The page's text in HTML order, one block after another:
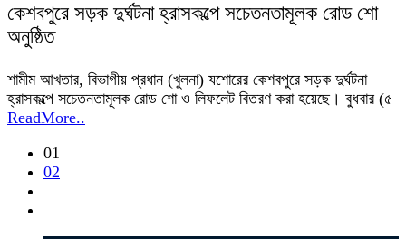
কেশবপুরে সড়ক দুর্ঘটনা হ্রাসকল্পে সচেতনতামূলক রোড শো
অনুষ্ঠিত
শামীম আখতার, বিভাগীয় প্রধান (খুলনা) যশোরের কেশবপুরে সড়ক দুর্ঘটনা
হ্রাসকল্পে সচেতনতামূলক রোড শো ও লিফলেট বিতরণ করা হয়েছে। বুধবার (৫
ReadMore..
01
02